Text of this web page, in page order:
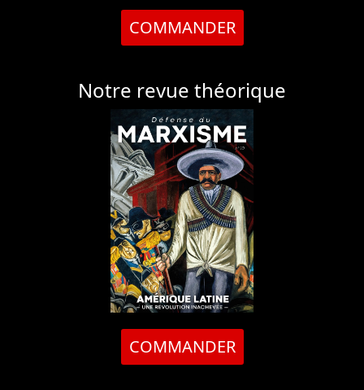
COMMANDER
Notre revue théorique
COMMANDER